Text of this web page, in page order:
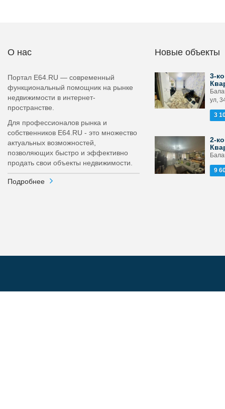
О нас
Портал E64.RU — современный
функциональный помощник на рынке
недвижимости в интернет-
пространстве.
Для профессионалов рынка и
собственников E64.RU - это множество
актуальных возможностей,
позволяющих быстро и эффективно
продать свои объекты недвижимости.
Подробнее
Новые объекты
3-
ул,
3
2-
9